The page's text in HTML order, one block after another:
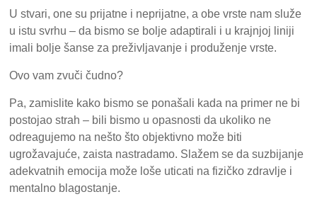
U stvari, one su prijatne i neprijatne, a obe vrste nam služe
u istu svrhu – da bismo se bolje adaptirali i u krajnjoj liniji
imali bolje šanse za preživljavanje i produženje vrste.
Ovo vam zvuči čudno?
Pa, zamislite kako bismo se ponašali kada na primer ne bi
postojao strah – bili bismo u opasnosti da ukoliko ne
odreagujemo na nešto što objektivno može biti
ugrožavajuće, zaista nastradamo. Slažem se da suzbijanje
adekvatnih emocija može loše uticati na fizičko zdravlje i
mentalno blagostanje.